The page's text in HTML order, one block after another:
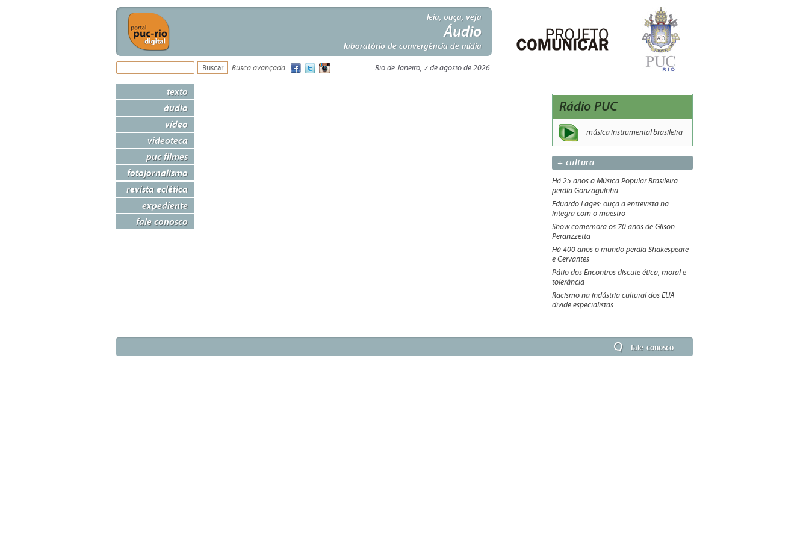
leia, ouça, veja
Áudio
laboratório de convergência de mídia
Busca avançada Rio de Janeiro, 7 de agosto de 2026
texto
áudio
vídeo
videoteca
puc filmes
fotojornalismo
revista eclética
expediente
fale conosco
Rádio PUC
música instrumental brasileira
+ cultura
Há 25 anos a Música Popular Brasileira
perdia Gonzaguinha
Eduardo Lages: ouça a entrevista na
íntegra com o maestro
Show comemora os 70 anos de Gilson
Peranzzetta
Há 400 anos o mundo perdia Shakespeare
e Cervantes
Pátio dos Encontros discute ética, moral e
tolerância
Racismo na indústria cultural dos EUA
divide especialistas
fale conosco